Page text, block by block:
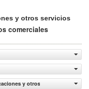
y otros servicios
comerciales
y otros servicios (% de